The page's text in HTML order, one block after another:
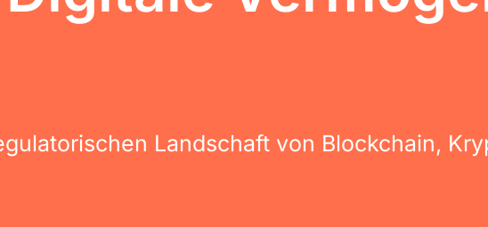
Landschaft von Blockchain,